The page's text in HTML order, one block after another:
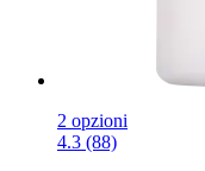
2 opzioni
4.3 (88)